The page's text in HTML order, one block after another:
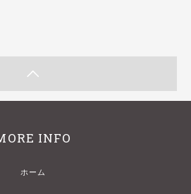
INFO
ホーム